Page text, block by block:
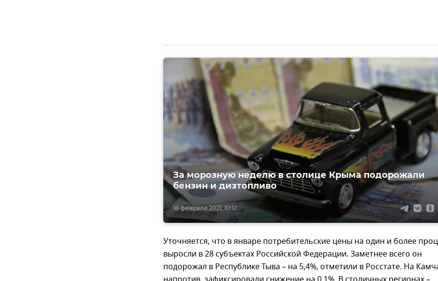
18 февраля 2021, 10:12
За морозную неделю в столице Крыма подорожали
бензин и дизтопливо
Уточняется, что в январе потребительские цены на один и более
выросли в 28 субъектах Российской Федерации. Заметнее всего он
подорожал в Республике Тыва – на 5,4%, отметили в Росстате. На